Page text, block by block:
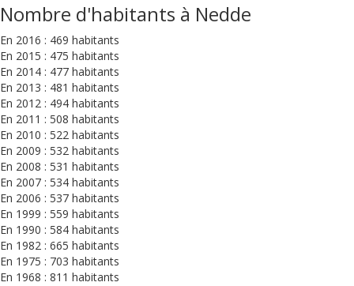
Nombre d'habitants à Nedde
En 2016 : 469 habitants
En 2015 : 475 habitants
En 2014 : 477 habitants
En 2013 : 481 habitants
En 2012 : 494 habitants
En 2011 : 508 habitants
En 2010 : 522 habitants
En 2009 : 532 habitants
En 2008 : 531 habitants
En 2007 : 534 habitants
En 2006 : 537 habitants
En 1999 : 559 habitants
En 1990 : 584 habitants
En 1982 : 665 habitants
En 1975 : 703 habitants
En 1968 : 811 habitants